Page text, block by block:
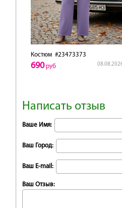
Костюм #23473373
690руб
Написать отзыв
Ваше Имя:
Ваш Город:
Ваш E-mail:
Ваш Отзыв: